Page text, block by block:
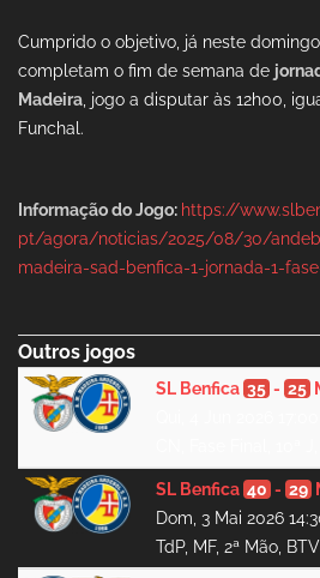
Cumprido o objetivo, já neste
completam o fim de semana de
Madeira , jogo a disputar às 12h00,
Funchal.
Informação do Jogo: https://
pt/agora/noticias/2025/08/30/
madeira-sad-benfica-1-jornada-1-
Outros jogos
SL Benfica 35- 25
SL Benfica 40 - 29
Dom, 3 Mai 2026
TdP, MF, 2ª Mão, BTV